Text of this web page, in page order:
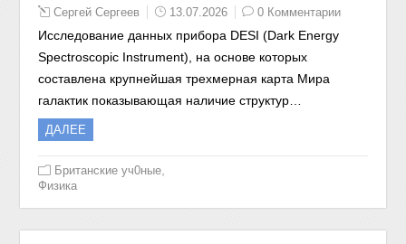
Сергей Сергеев 13.07.2026 0 Комментарии
Исследование данных прибора DESI (Dark Energy
Spectroscopic Instrument), на основе которых
составлена крупнейшая трехмерная карта Мира
галактик показывающая наличие структур…
ДАЛЕЕ
Британские уч0ные,
Физика